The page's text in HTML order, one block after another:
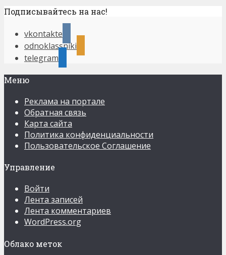
Подписывайтесь на нас!
vkontakte
odnoklassniki
telegram
Меню
Реклама на портале
Обратная связь
Карта сайта
Политика конфиденциальности
Пользовательское Соглашение
Управление
Войти
Лента записей
Лента комментариев
WordPress.org
Облако меток